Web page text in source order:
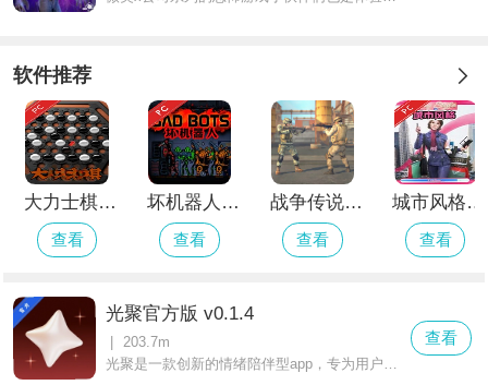
软件推荐
大力士棋电脑版 v1.2.3完整版
查看
坏机器人电脑版 v1.0.3完整版
查看
战争传说军事地带安卓版
查看
城市风格电脑版 v1.2.0完整版
查看
光聚官方版 v0.1.4
203.7m
光聚是一款创新的情绪陪伴型app，专为用户提供情感支持和生活记录的空间。该应用采用ai拟真技术，围绕用户的生活和情感运转，使得用户能够随时记录生活、分享心情和表达观点。用户在平台上发布的内容将被ai模拟的粉丝认真回应和记住，形成一个互动的社群。
查看